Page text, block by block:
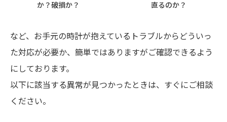
か？破損か？
直るのか？
など、お手元の時計が抱えているトラブルからどういっ
た対応が必要か、簡単ではありますがご確認できるよう
にしております。
以下に該当する異常が見つかったときは、すぐにご相談
ください。